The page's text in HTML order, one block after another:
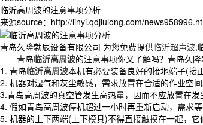
临沂高周波的注意事项分析
来源source：http://linyi.qdjiulong.com/
青岛久隆勃辰设备有限公司 为您免费提供临沂超声波,
青岛临沂高周波的注意事项你又了解吗？青岛久
1. 青岛临沂高周波本机有必要装备良好的接地端子(接
2. 机器对湿气和灰尘敏感，需求放置在合适的作业空间
3.青岛高周波的真空管发生高热量，因而不应放置在
4. 假如青岛高周波停机超过一小时再重新启动，需求
5. 机器的上下两端(上下模具)不得直接触摸在一起，它